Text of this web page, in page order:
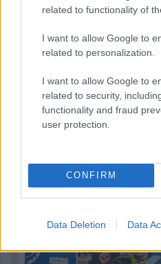
related to functionality of
I want to allow Google to
related to personalization.
I want to allow Google to
related to security,
functionality and fraud
user protection.
CONFIRM
Data Deletion Data
„Jó látni, hogy közel az álom”
pletykákról